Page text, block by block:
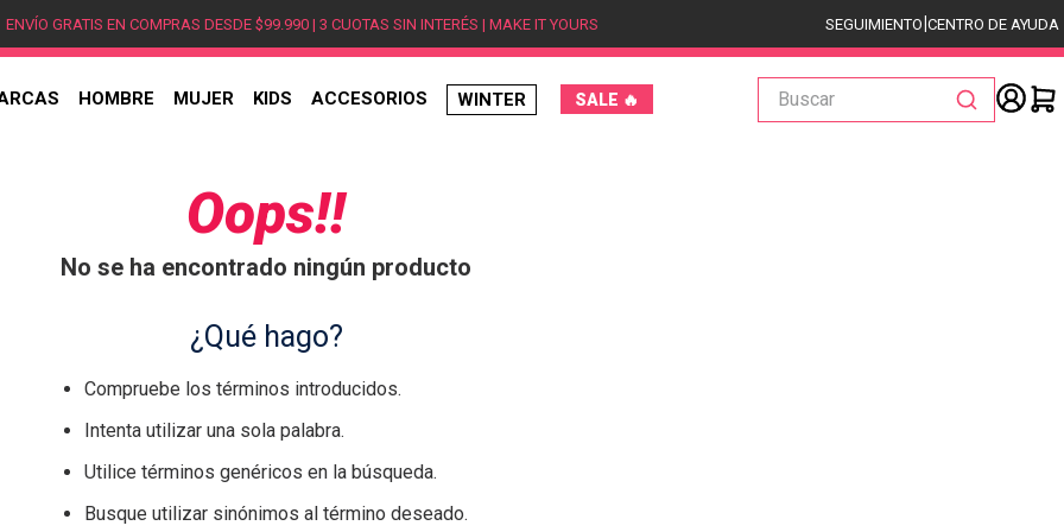
ENVÍO GRATIS EN COMPRAS DESDE $99.990 | 3 CUOTAS SIN INTERÉS | MAKE IT YOURS SEGUIMIENTO|CENTRO DE AYUDA
HOMBRE MUJER KIDS ACCESORIOS WINTER SALE 🔥
Buscar
Oops!!
No se ha encontrado ningún producto
¿Qué hago?
Compruebe los términos introducidos.
Intenta utilizar una sola palabra.
Utilice términos genéricos en la búsqueda.
Busque utilizar sinónimos al término deseado.
2
jordan
3.
mujer
5.
zapatillas
6.
zapatillas jordan
7.
new balance
8.
zapatillas hombre
9. zapatillas nike